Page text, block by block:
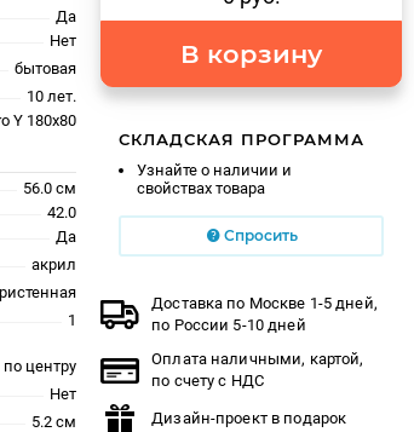
Да
Нет
бытовая
10 лет.
Y 180х80
56.0 см
42.0
Да
акрил
1
по центру
Нет
5.2 см
В корзину
СКЛАДСКАЯ ПРОГРАММА
Узнайте о наличии и
свойствах товара
Спросить
Доставка по Москве 1-5 дней,
по России 5-10 дней
Оплата наличными, картой,
по счету с НДС
Дизайн-проект в подарок